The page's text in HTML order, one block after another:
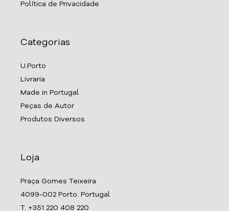
Política de Privacidade
Categorias
U.Porto
Livraria
Made in Portugal
Peças de Autor
Produtos Diversos
Loja
Praça Gomes Teixeira
4099-002 Porto. Portugal
T. +351 220 408 220